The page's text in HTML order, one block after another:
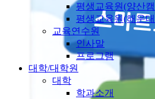
평생교육원(양산
평생교육원(해운
교육연수원
인사말
프로그램
대학/대학원
대학
학과소개